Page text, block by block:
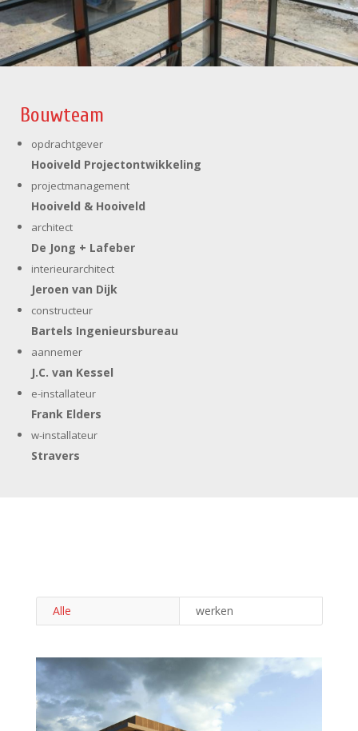
Bouwteam
opdrachtgever
Hooiveld Projectontwikkeling
projectmanagement
Hooiveld & Hooiveld
architect
De Jong + Lafeber
interieurarchitect
Jeroen van Dijk
constructeur
Bartels Ingenieursbureau
aannemer
J.C. van Kessel
e-installateur
Frank Elders
w-installateur
Stravers
Alle werken